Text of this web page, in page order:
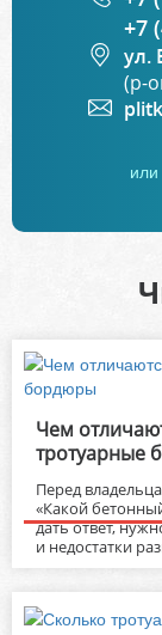
+7
ул.
(р-
или
Чем
тротуарные
Перед
«Какой
дать ответ,
и недостатки